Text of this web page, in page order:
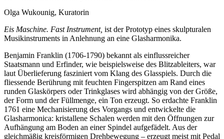
Olga Wukounig, Kuratorin
Eis Maschine. Fast Instrument, ist der Prototyp eines skulpturalen
Musikinstruments in Anlehnung an eine Glasharmonika.
Benjamin Franklin (1706-1790) bekannt als einflussreicher
Staatsmann und Erfinder, wie beispielsweise des Blitzableiters, war
laut Überlieferung fasziniert vom Klang des Glasspiels. Durch die
fliessende Berührung mit feuchten Fingerspitzen am Rand eines
runden Glaskörpers oder Trinkglases wird abhängig von der Größe,
der Form und der Füllmenge, ein Ton erzeugt. So erdachte Franklin
1761 eine Mechanisierung des Vorgangs und entwickelte die
Glasharmonica: kristallene Schalen werden mit den Öffnungen zur
Aufhängung am Boden an einer Spindel aufgefädelt. Aus der
gleichmäßig kreisförmigen Drehbewegung – erzeugt meist mit Pedal